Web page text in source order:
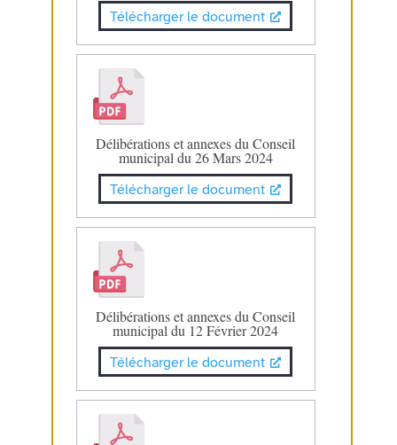
Télécharger le document
Délibérations et annexes du Conseil
municipal du 26 Mars 2024
Télécharger le document
Délibérations et annexes du Conseil
municipal du 12 Février 2024
Télécharger le document